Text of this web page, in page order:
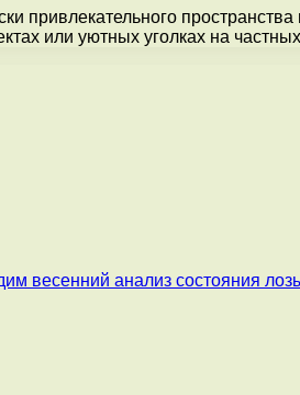
привлекательного
или уютных уголках на
весенний анализ состояния